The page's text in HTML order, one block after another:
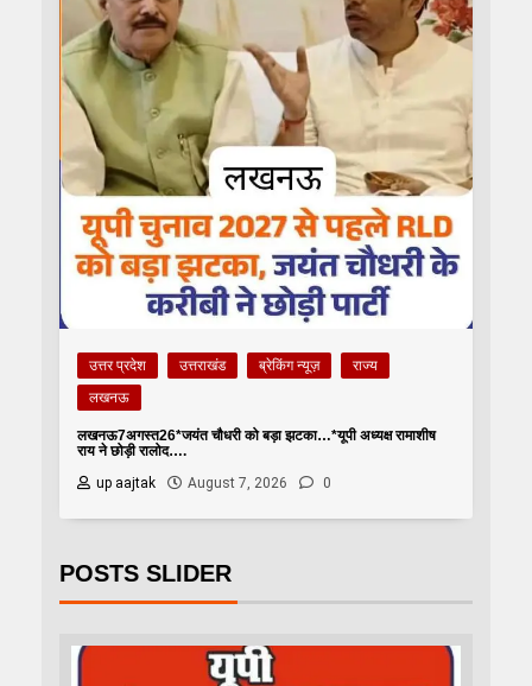
उत्तर प्रदेश उत्तराखंड ब्रेकिंग न्यूज़
राज्य
लखनऊ
लखनऊ7अगस्त26*जयंत चौधरी को बड़ा झटका…*यूपी अध्यक्ष रामाशीष
राय ने छोड़ी रालोद….
up aajtak
August 7, 2026 0
POSTS SLIDER